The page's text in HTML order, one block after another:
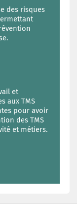
des risques
et
aux TMS
pour avoir
des TMS
et métiers.